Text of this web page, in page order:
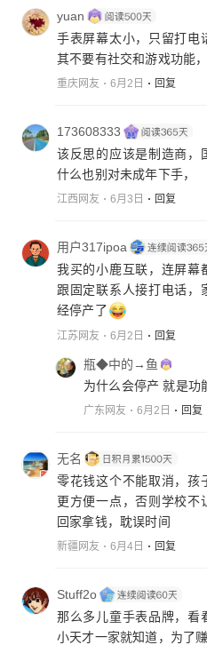
yuan
手表屏幕太小，只留打电
其不要有社交和游戏功能
重庆网友 6月2日 回复
173608333
该反思的应该是制造商，
什么也别对未成年下手，
江西网友 6月3日 回复
用户317ipoa
我买的小鹿互联，连屏幕
跟固定联系人接打电话，
经停产了
江苏网友 6月2日 回复
瓶◆中的→鱼
为什么会停产 就是功
广东网友 6月2日 回复
无名
零花钱这个不能取消，孩
更方便一点，否则学校不
回家拿钱，耽误时间
新疆网友 6月4日 回复
Stuff2o
那么多儿童手表品牌，看
小天才一家就知道，为了